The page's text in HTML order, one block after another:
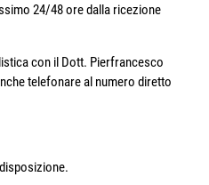
24/48 ore dalla ricezione
con il Dott. Pierfrancesco
telefonare al numero diretto